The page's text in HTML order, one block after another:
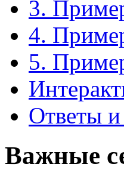
3.
4.
5.
Ответы
Важные